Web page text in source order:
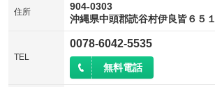
住所
904-0303
沖縄県中頭郡読谷村伊良皆６５１
TEL
0078-6042-5535
無料電話